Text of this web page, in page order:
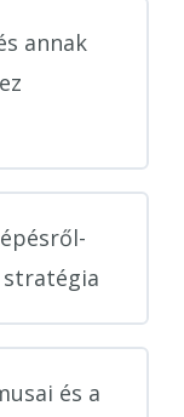
annak
stratégia
és a